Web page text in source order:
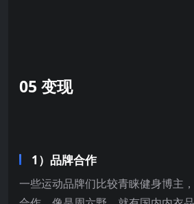
05 变现
1）品牌合作
一些运动品牌们比较青睐健身博主